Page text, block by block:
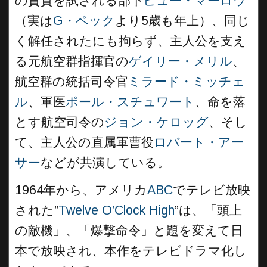
（実はG・ペック より5歳も年上）、同じ
く解任されたにも拘らず、主人公を支え
る元航空群指揮官のゲイリー・メリル、
航空群の統括司令官 ミラード・ミッチェ
ル、軍医ポール・スチュワート 、命を落
とす航空司令のジョン・ケロッグ、そし
て、主人公の直属軍曹役 ロバート・アー
サーなどが共演している。
1964年から、アメリカABCでテレビ放映
された”Twelve O’Clock High”は、「頭上
の敵機」、「爆撃命令」と題を変えて日
本で放映され、本作をテレビドラマ化し